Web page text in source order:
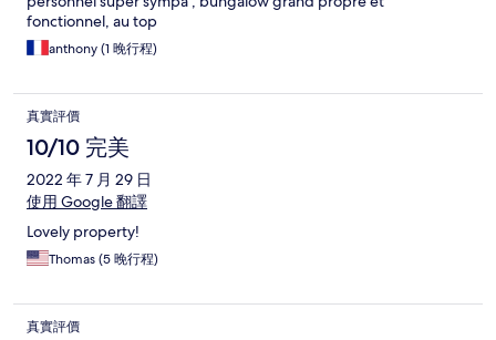
fonctionnel, au top
anthony (1 晚行程)
真實評價
10/10 完美
2022 年 7 月 29 日
使用 Google 翻譯
Lovely property!
Thomas (5 晚行程)
真實評價